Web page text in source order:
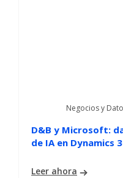
Negocios y
D&B y Microsoft:
de IA en Dynamics
Leer ahora